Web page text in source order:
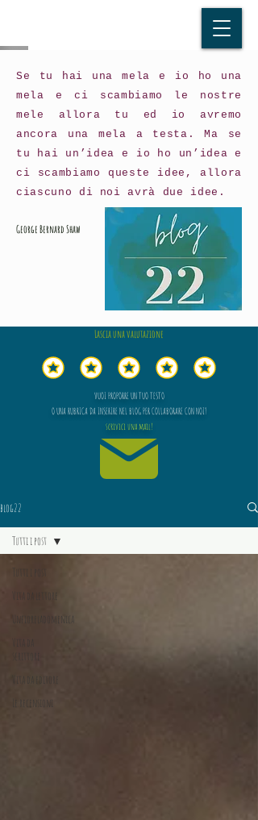
Se tu hai una mela e io ho una
mela e ci scambiamo le nostre
mele allora tu ed io avremo
ancora una mela a testa. Ma se
tu hai un’idea e io ho un’idea e
ci scambiamo queste idee, allora
ciascuno di noi avrà due idee.
George Bernard Shaw
Lascia una valutazione
VUOI PROPORRE UN TUO TESTO
O UNA RUBRICA DA INSERIRE NEL BLOG PER COLLABORARE CON NOI?
scrivici una mail!
blog22
Vita da lettore
Unfioreladomenica
Vita da
Vita da editore
Le recensioni
Tutti i post